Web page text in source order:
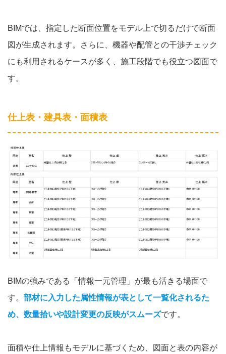
BIMでは、指定した断面位置をモデル上で切るだけで断面
図が生成されます。さらに、機器や配管との干渉チェック
にも利用されるケースが多く、施工段階でも役立つ図面で
す。
仕上表・建具表・面積表
BIMの強みである「情報一元管理」が最も活きる場面で
す。 部材に入力した属性情報が表として一覧化されるた
め、数量拾いや設計変更の反映がスムーズです。
面積や仕上情報もモデルに基づくため、図面と表の内容が